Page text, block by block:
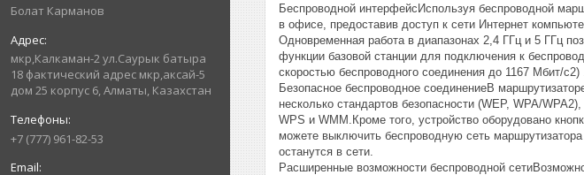
Болат Карманов
мкр,Калкаман-2 ул.Саурык батыра
18 фактический адрес мкр,аксай-5
дом 25 корпус 6, Алматы, Казахстан
+7 (777) 961-82-53
Беспроводной интерфейсИспользуя беспроводной
в офисе, предоставив доступ к сети Интернет
Одновременная работа в диапазонах 2,4 ГГц и 5 ГГц
функции базовой станции для подключения к
скоростью беспроводного соединения до 1167 Мбит/с2) .
Безопасное беспроводное соединениеВ
несколько стандартов безопасности (WEP, WPA/
WPS и WMM.Кроме того, устройство оборудовано
можете выключить беспроводную сеть
останутся в сети.
Расширенные возможности беспроводной